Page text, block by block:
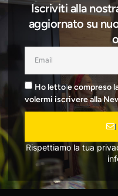
Iscriviti alla
aggiornato su
Ho letto e compreso
volermi iscrivere alla
Rispettiamo la tua